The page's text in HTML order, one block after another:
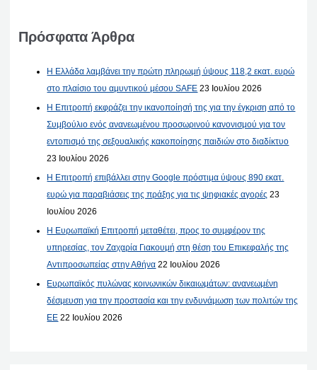
Πρόσφατα Άρθρα
Η Ελλάδα λαμβάνει την πρώτη πληρωμή ύψους 118,2 εκατ. ευρώ
στο πλαίσιο του αμυντικού μέσου SAFE 23 Ιουλίου 2026
Η Επιτροπή εκφράζει την ικανοποίησή της για την έγκριση από το
Συμβούλιο ενός ανανεωμένου προσωρινού κανονισμού για τον
εντοπισμό της σεξουαλικής κακοποίησης παιδιών στο διαδίκτυο
23 Ιουλίου 2026
Η Επιτροπή επιβάλλει στην Google πρόστιμα ύψους 890 εκατ.
ευρώ για παραβιάσεις της πράξης για τις ψηφιακές αγορές 23
Ιουλίου 2026
Η Ευρωπαϊκή Επιτροπή μεταθέτει, προς το συμφέρον της
υπηρεσίας, τον Ζαχαρία Γιακουμή στη θέση του Επικεφαλής της
Αντιπροσωπείας στην Αθήνα 22 Ιουλίου 2026
Ευρωπαϊκός πυλώνας κοινωνικών δικαιωμάτων: ανανεωμένη
δέσμευση για την προστασία και την ενδυνάμωση των πολιτών της
ΕΕ 22 Ιουλίου 2026